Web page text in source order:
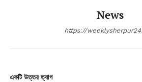
News
https://
একটি উত্তর ত্যাগ